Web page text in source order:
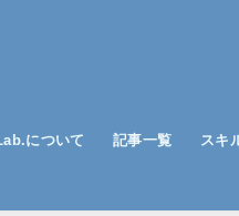
について 記事一覧 スキ